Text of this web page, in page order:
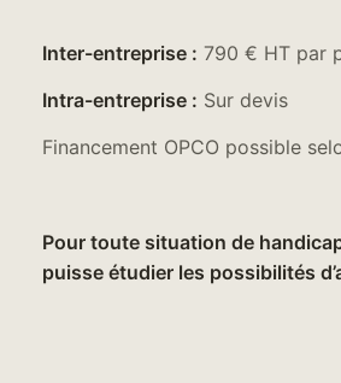
Inter-entreprise : 790 € HT par
Intra-entreprise : Sur devis
Financement OPCO possible
Pour toute situation de
puisse étudier les possibilités